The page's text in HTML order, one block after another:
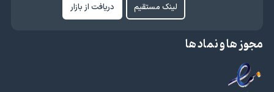
لینک مستقیم دریافت از بازار
مجوز ها و نماد ها